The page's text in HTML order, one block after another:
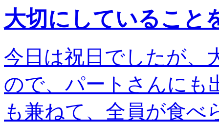
大切にしていること
今日は祝日でしたが、
ので、パートさんにも
も兼ねて、全員が食べ